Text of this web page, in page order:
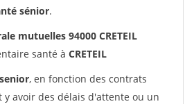
sénior.
mutuelles 94000 CRETEIL
santé à CRETEIL
, en fonction des contrats
y avoir des délais d'attente ou un